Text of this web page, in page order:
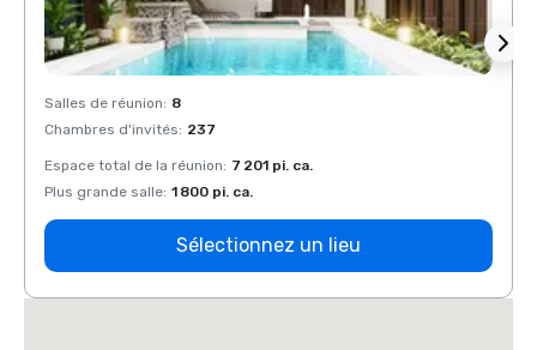
Salles de réunion: 8
Chambres d'invités: 237
Espace total de la réunion: 7 201 pi. ca.
Plus grande salle: 1 800 pi. ca.
Sélectionnez un lieu